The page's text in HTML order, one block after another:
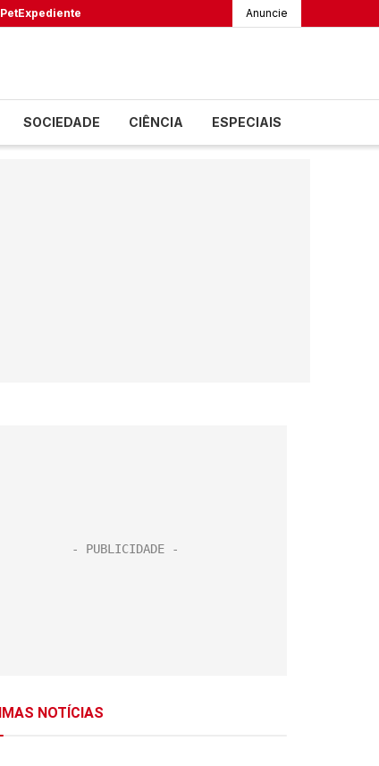
PetExpediente Anuncie
SOCIEDADE CIÊNCIA ESPECIAIS